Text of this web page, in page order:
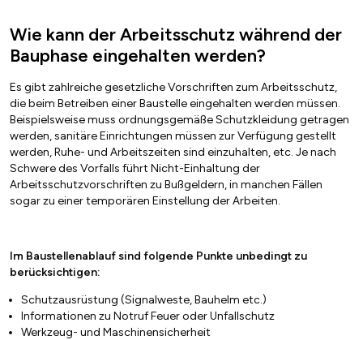
Wie kann der Arbeitsschutz während der
Bauphase eingehalten werden?
Es gibt zahlreiche gesetzliche Vorschriften zum Arbeitsschutz,
die beim Betreiben einer Baustelle eingehalten werden müssen.
Beispielsweise muss ordnungsgemäße Schutzkleidung getragen
werden, sanitäre Einrichtungen müssen zur Verfügung gestellt
werden, Ruhe- und Arbeitszeiten sind einzuhalten, etc. Je nach
Schwere des Vorfalls führt Nicht-Einhaltung der
Arbeitsschutzvorschriften zu Bußgeldern, in manchen Fällen
sogar zu einer temporären Einstellung der Arbeiten.
Im Baustellenablauf sind folgende Punkte unbedingt zu
berücksichtigen:
Schutzausrüstung (Signalweste, Bauhelm etc.)
Informationen zu Notruf Feuer oder Unfallschutz
Werkzeug- und Maschinensicherheit